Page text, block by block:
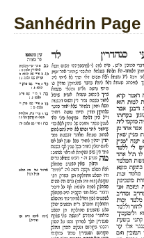
Sanhédrin Page